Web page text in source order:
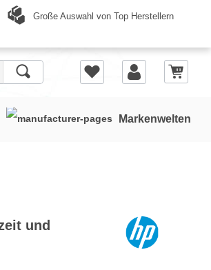
Große Auswahl von Top Herstellern
Markenwelten
und